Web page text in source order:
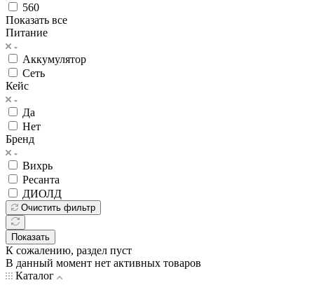
560
Показать все
Питание
Аккумулятор
Сеть
Кейс
Да
Нет
Бренд
Вихрь
Ресанта
ДИОЛД
Очистить фильтр
Показать
К сожалению, раздел пуст
В данный момент нет активных товаров
Каталог